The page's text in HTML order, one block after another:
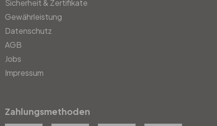
Sicherheit & Zertifikate
Gewährleistung
Datenschutz
AGB
Jobs
Impressum
Zahlungsmethoden